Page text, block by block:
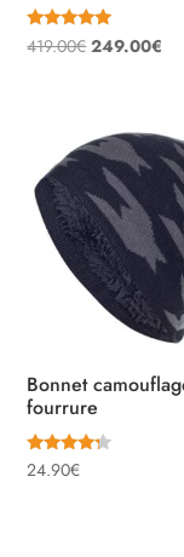
Note
5.00
419.00€Le
était :
419.00€.
249.00€
Bonnet
fourrure
Note
4.00
24.90€